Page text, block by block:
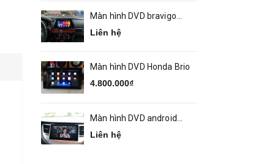
Màn hình DVD bravigo
theo xe MAZDA 6
Liên hệ
Màn hình DVD Honda Brio
4.800.000₫
Màn hình DVD android
Bravigo Tucson
Liên hệ